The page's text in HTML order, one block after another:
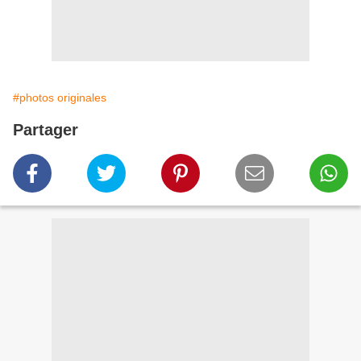
#photos originales
Partager